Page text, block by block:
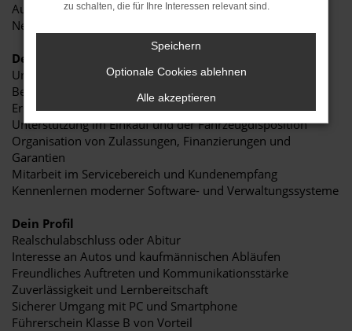
Ausbildungsplatz ab Ausbildungsjahr 2026/2027
Neustadt (Vogtland)
Deine Aufgaben
Unterstützung im Verkauf von Neu- und Gebrauchtwagen
Beratung und Betreuung von Kunden
Erstellung von Angeboten und Fahrzeugunterlagen
Unterstützung im Einkauf und der Fahrzeugdisposition
Organisation von Zulassungen, Finanzierungen und
Garantien
Mitarbeit im Servicebereich und Kundenempfang
Kennenlernen moderner Software- und Verwaltungssysteme
Dein Profil
Realschulabschluss oder Abitur
Interesse an Autos und kaufmännischen Abläufen
Freundliches Auftreten und Kommunikationsstärke
Zuverlässigkeit und Lernbereitschaft
Sicherer Umgang mit PC und Smartphone
Führerschein Klasse B von Vorteil
zu schalten, die für Ihre Interessen relevant sind.
Speichern
Optionale Cookies ablehnen
Alle akzeptieren